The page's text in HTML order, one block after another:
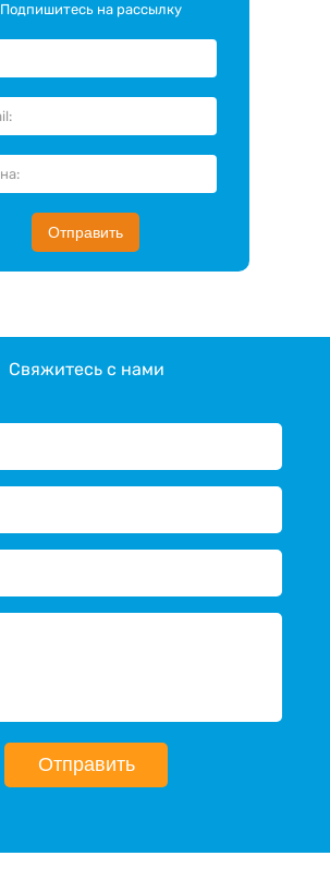
Подпишитесь на рассылку
Отправить
Свяжитесь с нами
Отправить